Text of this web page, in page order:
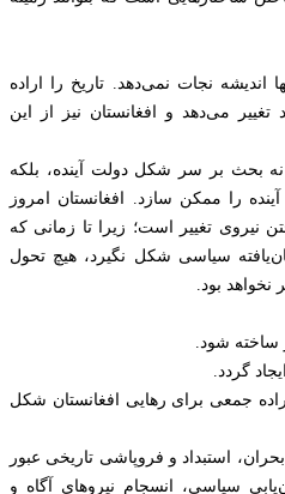
نجات نمی‌دهد. تاریخ را اراده
می‌دهد و افغانستان نیز از این
نه بحث بر سر شکل دولت آینده، بلکه
را ممکن سازد. افغانستان امروز
نیروی تغییر است؛ زیرا تا زمانی که
سیاسی شکل نگیرد، هیچ تحول
بود.
ساخته شود.
گردد.
جمعی برای رهایی افغانستان شکل
استبداد و فروپاشی تاریخی عبور
سیاسی، انسجام نیروهای آگاه و